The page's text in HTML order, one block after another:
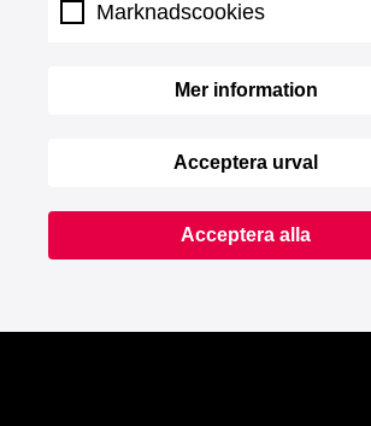
Marknadscookies
Mer information
Acceptera urval
Acceptera alla